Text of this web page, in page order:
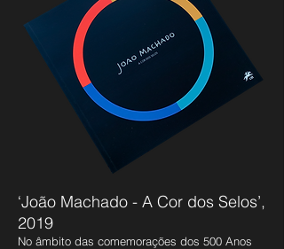
‘João Machado - A Cor dos Selos’,
2019
No âmbito das comemorações dos 500 Anos